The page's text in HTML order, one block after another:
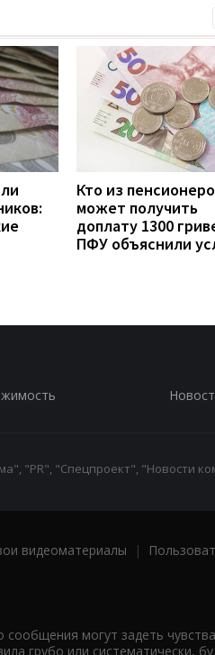
Кто из
может получить
доплату 1300
ПФУ объяснили
"PR", "Спецпроект", "Новости
видеоматериалы |
могут задеть
грубо или систематически,